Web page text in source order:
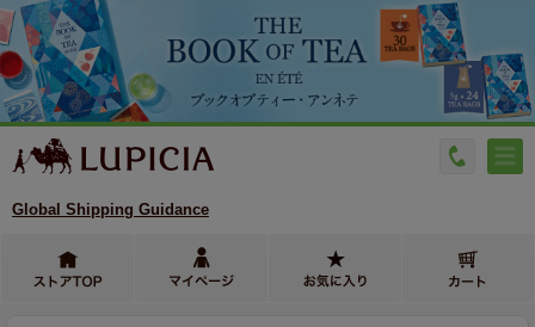
Global Shipping Guidance